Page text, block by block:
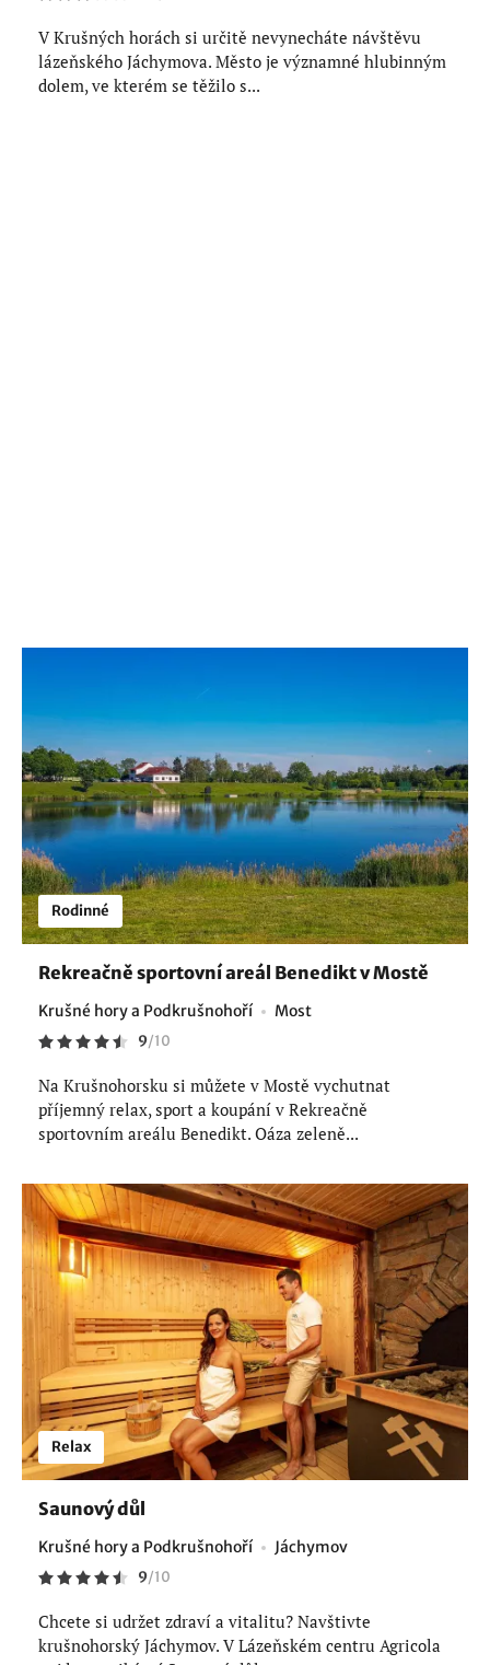
V Krušných horách si určitě nevynecháte návštěvu
lázeňského Jáchymova. Město je významné hlubinným
dolem, ve kterém se těžilo s...
Rodinné
Rekreačně sportovní areál Benedikt v Mostě
Krušné hory a Podkrušnohoří Most
9/10
Na Krušnohorsku si můžete v Mostě vychutnat
příjemný relax, sport a koupání v Rekreačně
sportovním areálu Benedikt. Oáza zeleně...
Relax
Saunový důl
Krušné hory a Podkrušnohoří Jáchymov
9/10
Chcete si udržet zdraví a vitalitu? Navštivte
krušnohorský Jáchymov. V Lázeňském centru Agricola